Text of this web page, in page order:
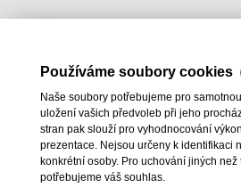
Používáme soubory cookies
Naše soubory potřebujeme pro
uložení vašich předvoleb při jeho
stran pak slouží pro vyhodnocování
prezentace. Nejsou určeny k identifikaci
konkrétní osoby. Pro uchování jiných
potřebujeme váš souhlas.